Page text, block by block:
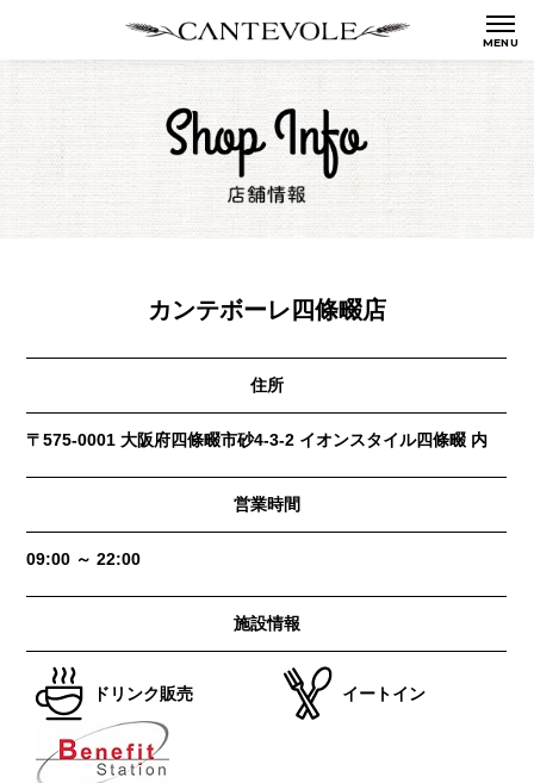
カンテボーレ四條畷店
住所
〒575-0001 大阪府四條畷市砂4-3-2 イオンスタイル四條畷 内
営業時間
09:00 ～ 22:00
施設情報
ドリンク販売 イートイン